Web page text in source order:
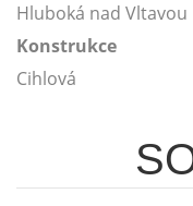
Hluboká nad Vltavou
Konstrukce
Cihlová